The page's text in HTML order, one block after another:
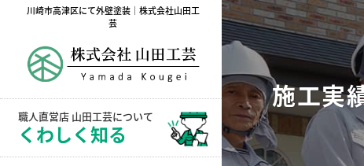
川崎市高津区にて外壁塗装｜株式会社山田工
芸
職人直営店 山田工芸について
くわしく知る
施工実